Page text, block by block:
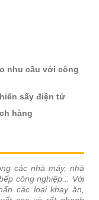
nhu cầu với công
sấy điện tử
hàng
các nhà máy, nhà
công nghiệp... Với
các loại khay ăn,